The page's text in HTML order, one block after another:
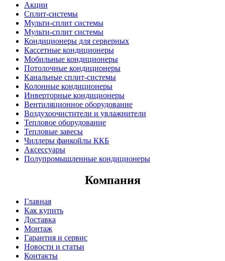
Акции
Сплит-системы
Мульти-сплит системы
Мульти-сплит системы
Кондиционеры для серверных
Кассетные кондиционеры
Мобильные кондиционеры
Потолочные кондиционеры
Канальные сплит-системы
Колонные кондиционеры
Инверторные кондиционеры
Вентиляционное оборудование
Воздухоочистители и увлажнители
Тепловое оборудование
Тепловые завесы
Чиллеры фанкойлы ККБ
Аксессуары
Полупромышленные кондиционеры
Компания
Главная
Как купить
Доставка
Монтаж
Гарантия и сервис
Новости и статьи
Контакты